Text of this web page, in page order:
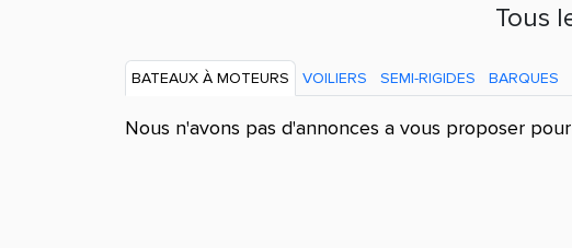
Tous
BATEAUX À MOTEURS VOILIERS SEMI-RIGIDES BARQUES
Nous n'avons pas d'annonces a vous proposer